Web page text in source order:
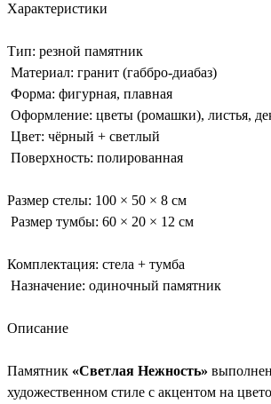
Характеристики
Тип: резной памятник
Материал: гранит (габбро-диабаз)
Форма: фигурная, плавная
Оформление: цветы (ромашки), листья,
Цвет: чёрный + светлый
Поверхность: полированная
Размер стелы: 100 × 50 × 8 см
Размер тумбы: 60 × 20 × 12 см
Комплектация: стела + тумба
Назначение: одиночный памятник
Описание
Памятник «Светлая Нежность»
художественном стиле с акцентом на